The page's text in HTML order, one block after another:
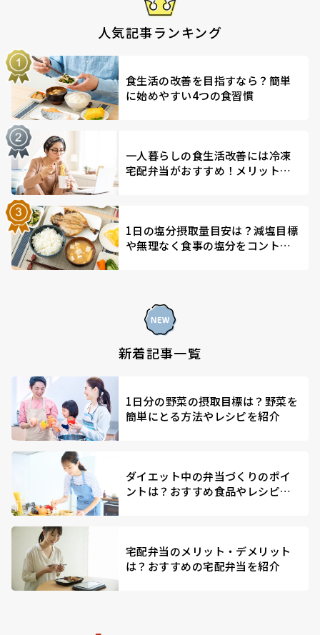
人気記事ランキング
食生活の改善を目指すなら？簡単
に始めやすい4つの食習慣
一人暮らしの食生活改善には冷凍
宅配弁当がおすすめ！メリットを
1日の塩分摂取量目安は？減塩目標
や無理なく食事の塩分をコントロ
新着記事一覧
1日分の野菜の摂取目標は？野菜を
簡単にとる方法やレシピを紹介
ダイエット中の弁当づくりのポイ
ントは？おすすめ食品やレシピを
宅配弁当のメリット・デメリット
は？おすすめの宅配弁当を紹介